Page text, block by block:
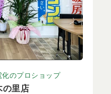
のプロショップ
の里店